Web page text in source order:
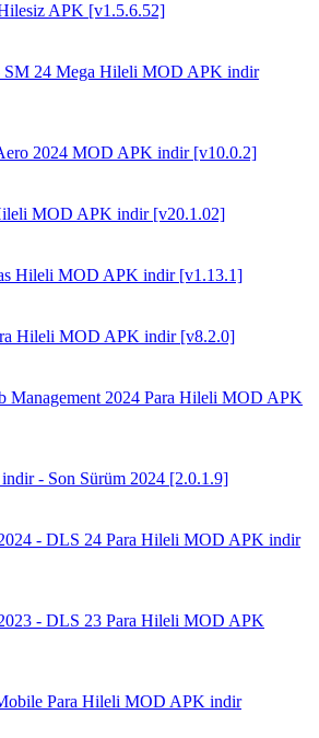
APK [v1.5.6.52]
SM 24 Mega Hileli MOD APK indir
2024 MOD APK indir [v10.0.2]
MOD APK indir [v20.1.02]
Hileli MOD APK indir [v1.13.1]
Hileli MOD APK indir [v8.2.0]
Management 2024 Para Hileli MOD APK
- Son Sürüm 2024 [2.0.1.9]
- DLS 24 Para Hileli MOD APK indir
- DLS 23 Para Hileli MOD APK
Para Hileli MOD APK indir